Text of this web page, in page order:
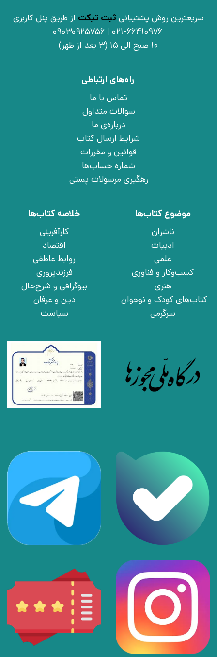
سریعترین روش پشتیبانی ثبت تیکت از طریق پنل کاربری
021-66410976 | 09030925756
10 صبح الی 15 (3 بعد از ظهر)
راه‌های ارتباطی
تماس با ما
سوالات متداول
درباره‌ی ما
شرایط ارسال کتاب
قوانین و مقررات
شماره حساب‌ها
رهگیری مرسولات پستی
موضوع کتاب‌ها
ناشران
ادبیات
علمی
کسب‌وکار و فناوری
هنری
کتاب‌های کودک و نوجوان
سرگرمی
خلاصه کتاب‌ها
کارآفرینی
اقتصاد
روابط عاطفی
فرزندپروری
بیوگرافی و شرح‌حال
دین و عرفان
سیاست